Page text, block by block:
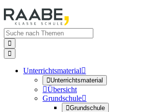


Unterrichtsmaterial
Unterrichtsmaterial
Übersicht
Grundschule
Grundschule